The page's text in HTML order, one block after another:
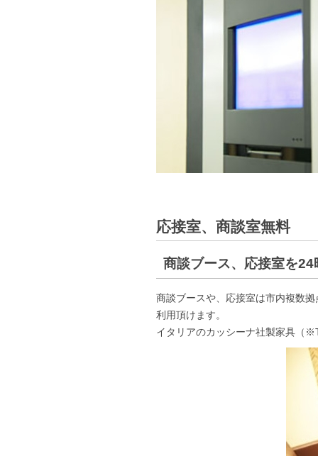
応接室、商談室無料
商談ブース、応接室を24
商談ブースや、応接室は市内複数
利用頂けます。
イタリアのカッシーナ社製家具（